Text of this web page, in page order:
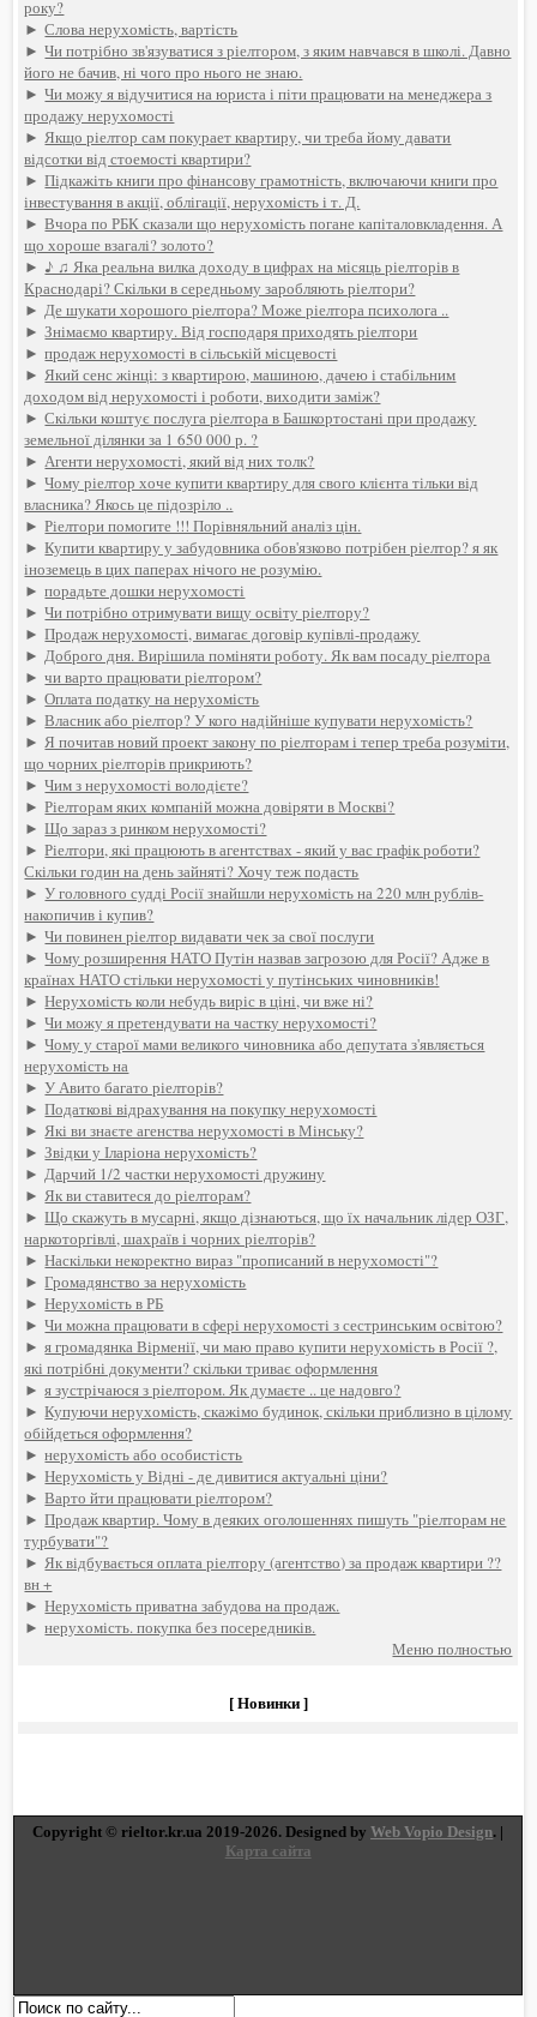
року?
►Слова нерухомість, вартість
►Чи потрібно зв'язуватися з ріелтором, з яким навчався в школі. Давно
його не бачив, ні чого про нього не знаю.
►Чи можу я відучитися на юриста і піти працювати на менеджера з
продажу нерухомості
►Якщо ріелтор сам покурает квартиру, чи треба йому давати
відсотки від стоемості квартири?
►Підкажіть книги про фінансову грамотність, включаючи книги про
інвестування в акції, облігації, нерухомість і т. Д.
►Вчора по РБК сказали що нерухомість погане капіталовкладення. А
що хороше взагалі? золото?
► ♪ ♫ Яка реальна вилка доходу в цифрах на місяць ріелторів в
Краснодарі? Скільки в середньому заробляють ріелтори?
►Де шукати хорошого ріелтора? Може ріелтора психолога ..
►Знімаємо квартиру. Від господаря приходять ріелтори
►продаж нерухомості в сільській місцевості
►Який сенс жінці: з квартирою, машиною, дачею і стабільним
доходом від нерухомості і роботи, виходити заміж?
►Скільки коштує послуга ріелтора в Башкортостані при продажу
земельної ділянки за 1 650 000 р. ?
►Агенти нерухомості, який від них толк?
►Чому ріелтор хоче купити квартиру для свого клієнта тільки від
власника? Якось це підозріло ..
►Ріелтори помогите !!! Порівняльний аналіз цін.
►Купити квартиру у забудовника обов'язково потрібен ріелтор? я як
іноземець в цих паперах нічого не розумію.
►порадьте дошки нерухомості
►Чи потрібно отримувати вищу освіту ріелтору?
►Продаж нерухомості, вимагає договір купівлі-продажу
►Доброго дня. Вирішила поміняти роботу. Як вам посаду ріелтора
►чи варто працювати ріелтором?
►Оплата податку на нерухомість
►Власник або ріелтор? У кого надійніше купувати нерухомість?
►Я почитав новий проект закону по ріелторам і тепер треба розуміти,
що чорних ріелторів прикриють?
►Чим з нерухомості володієте?
►Ріелторам яких компаній можна довіряти в Москві?
►Що зараз з ринком нерухомості?
►Ріелтори, які працюють в агентствах - який у вас графік роботи?
Скільки годин на день зайняті? Хочу теж подасть
►У головного судді Росії знайшли нерухомість на 220 млн рублів-
накопичив і купив?
►Чи повинен ріелтор видавати чек за свої послуги
►Чому розширення НАТО Путін назвав загрозою для Росії? Адже в
країнах НАТО стільки нерухомості у путінських чиновників!
►Нерухомість коли небудь виріс в ціні, чи вже ні?
►Чи можу я претендувати на частку нерухомості?
►Чому у старої мами великого чиновника або депутата з'являється
нерухомість на
►У Авито багато ріелторів?
►Податкові відрахування на покупку нерухомості
►Які ви знаєте агенства нерухомості в Мінську?
►Звідки у Іларіона нерухомість?
►Дарчий 1/2 частки нерухомості дружину
►Як ви ставитеся до ріелторам?
►Що скажуть в мусарні, якщо дізнаються, що їх начальник лідер ОЗГ,
наркоторгівлі, шахраїв і чорних ріелторів?
►Наскільки некоректно вираз "прописаний в нерухомості"?
►Громадянство за нерухомість
►Нерухомість в РБ
►Чи можна працювати в сфері нерухомості з сестринським освітою?
►я громадянка Вірменії, чи маю право купити нерухомість в Росії ?,
які потрібні документи? скільки триває оформлення
►я зустрічаюся з ріелтором. Як думаєте .. це надовго?
►Купуючи нерухомість, скажімо будинок, скільки приблизно в цілому
обійдеться оформлення?
►нерухомість або особистість
►Нерухомість у Відні - де дивитися актуальні ціни?
►Варто йти працювати ріелтором?
►Продаж квартир. Чому в деяких оголошеннях пишуть "ріелторам не
турбувати"?
►Як відбувається оплата ріелтору (агентство) за продаж квартири ??
вн +
►Нерухомість приватна забудова на продаж.
►нерухомість. покупка без посередників.
Меню полностью
[ Новинки ]
Copyright © rieltor.kr.ua 2019-2026. Designed byWeb Vopio Design. |
Карта сайта